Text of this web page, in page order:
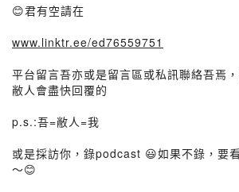
😊君有空請在
www.linktr.ee/ed76559751
平台留言吾亦或是留言區或私訊聯絡吾焉
敝人會盡快回覆的
p.s.:吾=敝人=我
或是採訪你，錄podcast 😃如果不錄，要
～😊